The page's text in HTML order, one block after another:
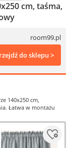
cm, taśma,
room99.pl
do sklepu >
140x250 cm,
Łatwa w montażu